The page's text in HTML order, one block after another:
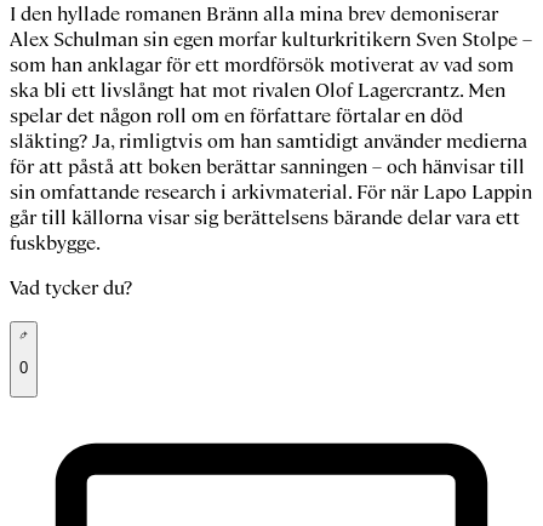
I den hyllade romanen Bränn alla mina brevdemoniserar
Alex Schulman sin egen morfar kulturkritikern Sven Stolpe –
som han anklagar för ett mordförsök motiverat av vad som
ska bli ett livslångt hat mot rivalen Olof Lagercrantz. Men
spelar det någon roll om en författare förtalar en död
släkting? Ja, rimligtvis om han samtidigt använder medierna
för att påstå att boken berättar sanningen – och hänvisar till
sin omfattande research i arkivmaterial. För när Lapo Lappin
går till källorna visar sig berättelsens bärande delar vara ett
fuskbygge.
Vad tycker du?
0